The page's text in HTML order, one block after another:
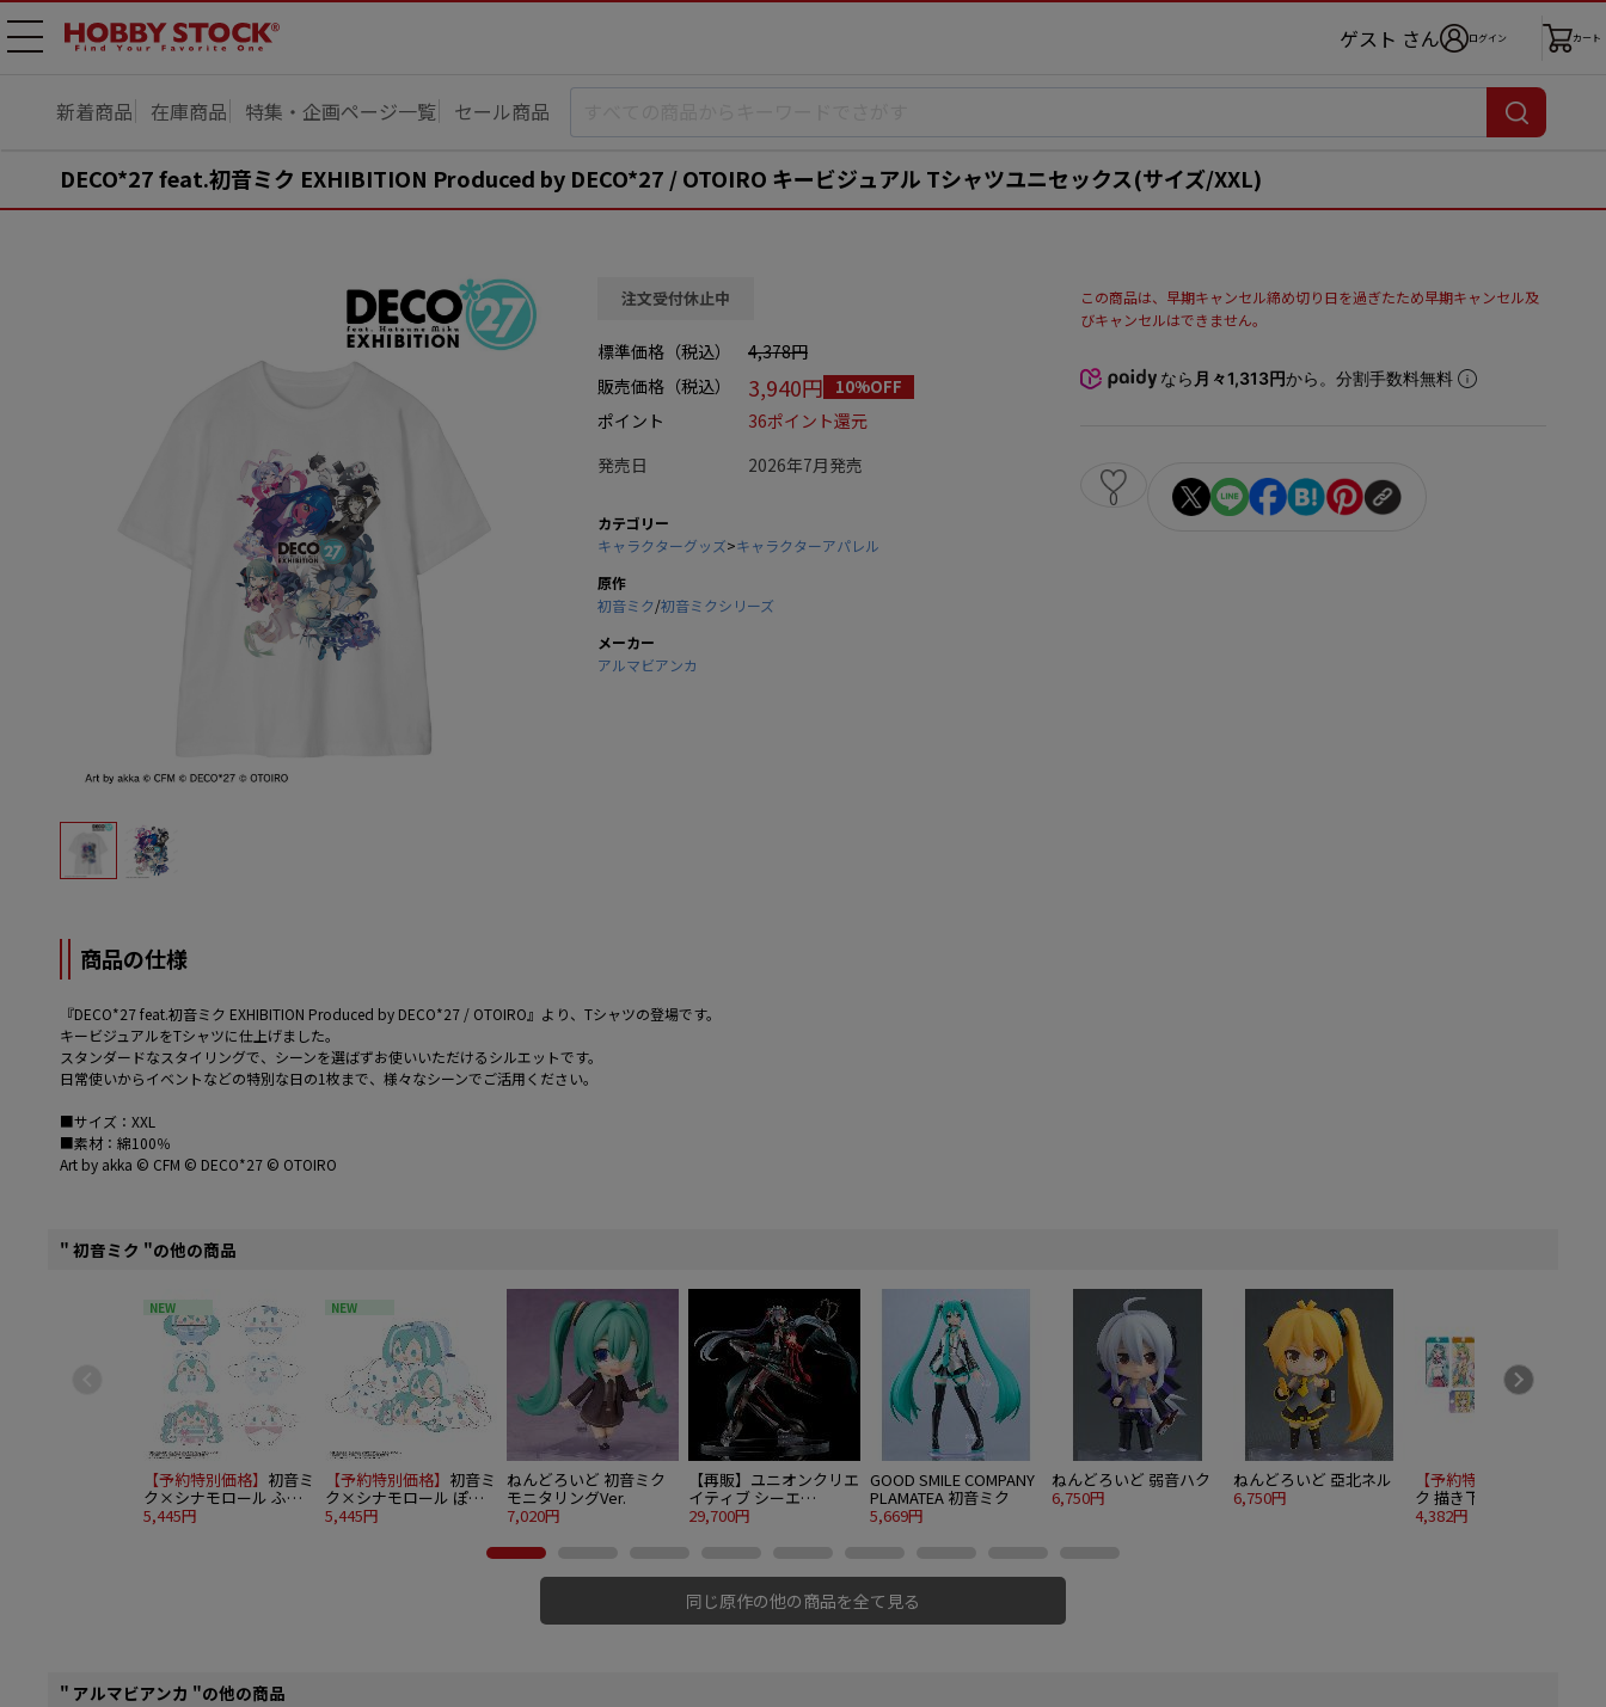
メニ
ゲスト さん ログイン カート
新着商品 在庫商品 特集・企画ページ一覧 セール商品
DECO*27 feat.初音ミク EXHIBITION Produced by DECO*27 / OTOIRO キービジュアル Tシャツユニセックス(サイズ/XXL)
注文受付休止中
標準価格（税込）
4,378円
販売価格（税込）
3,940円 10%OFF
ポイント
36ポイント還元
発売日
2026年7月発売
カテゴリー
キャラクターグッズ>キャラクターアパレル
原作
初音ミク/初音ミクシリーズ
メーカー
アルマビアンカ
この商品は、早期キャンセル締め切り日を過ぎたため早期キャンセル及
びキャンセルはできません。
なら 月々1,313円から。分割手数料無料
0
商品の仕様
『DECO*27 feat.初音ミク EXHIBITION Produced by DECO*27 / OTOIRO』より、Tシャツの登場です。
キービジュアルをTシャツに仕上げました。
スタンダードなスタイリングで、シーンを選ばずお使いいただけるシルエットです。
日常使いからイベントなどの特別な日の1枚まで、様々なシーンでご活用ください。
■サイズ：XXL
■素材：綿100％
Art by akka © CFM © DECO*27 © OTOIRO
" 初音ミク "の他の商品
NEW
【予約特別価格】 初音ミ
ク×シナモロール ふわ
ころりん4 6個入り1BOX
5,445円
NEW
【予約特別価格】 初音ミ
ク×シナモロール ぽて
コロマスコット4 6個入
5,445円
ねんどろいど 初音ミク
モニタリングVer.
7,020円
【再販】ユニオンクリエ
イティブ シーエ
JAPANESE Style 15th
29,700円
GOOD SMILE COMPANY
PLAMATEA 初音ミク
5,669円
ねんどろいど 弱音ハク
6,750円
ねんどろいど 亞北ネル
6,750円
【予約特別価格】
ク 描き下ろし シティポ
ップver. Art by ドルスト
4,382円
同じ原作の他の商品を全て見る
" アルマビアンカ "の他の商品